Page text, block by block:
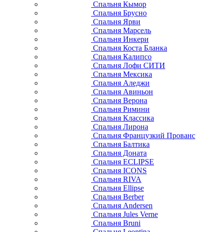
Спальня Кымор
Спальня Брусно
Спальня Ярви
Спальня Марсель
Спальня Инкери
Спальня Коста Бланка
Спальня Калипсо
Спальня Лофи СИТИ
Спальня Мексика
Спальня Аледжи
Спальня Авиньон
Спальня Верона
Спальня Римини
Спальня Классика
Спальня Лирона
Спальня Французкий Прованс
Спальня Балтика
Спальня Доната
Спальня ECLIPSE
Спальня ICONS
Спальня RIVA
Спальня Ellipse
Спальня Berber
Спальня Andersen
Спальня Jules Verne
Спальня Bruni